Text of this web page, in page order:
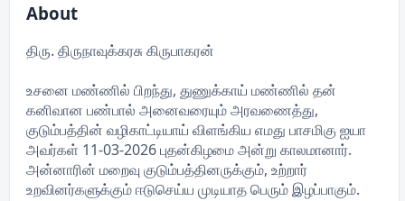
About
திரு. திருநாவுக்கரசு கிருபாகரன்
உசனை மண்ணில் பிறந்து, துணுக்காய் மண்ணில் தன்
கனிவான பண்பால் அனைவரையும் அரவணைத்து,
குடும்பத்தின் வழிகாட்டியாய் விளங்கிய எமது பாசமிகு ஐயா
அவர்கள் 11-03-2026 புதன்கிழமை அன்று காலமானார்.
அன்னாரின் மறைவு குடும்பத்தினருக்கும், உற்றார்
உறவினர்களுக்கும் ஈடுசெய்ய முடியாத பெரும் இழப்பாகும்.